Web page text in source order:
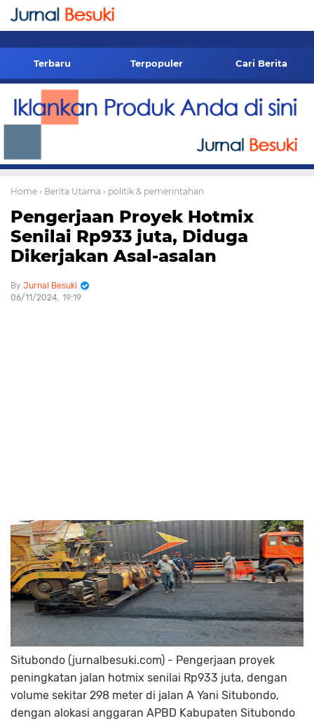
-->
Terbaru Terpopuler Cari Berita
Home › Berita Utama › politik & pemerintahan
Pengerjaan Proyek Hotmix
Senilai Rp933 juta, Diduga
Dikerjakan Asal-asalan
Jurnal Besuki
06/11/2024 19:19
Situbondo (jurnalbesuki.com) - Pengerjaan proyek
peningkatan jalan hotmix senilai Rp933 juta, dengan
volume sekitar 298 meter di jalan A Yani Situbondo,
dengan alokasi anggaran APBD Kabupaten Situbondo